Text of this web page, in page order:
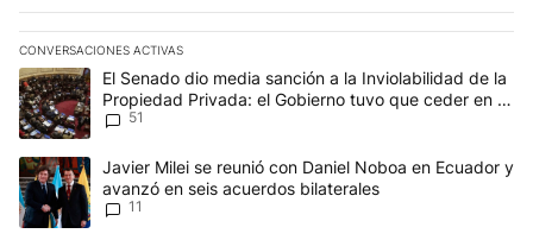
CONVERSACIONES ACTIVAS
Este listado muestra los artículos con más comentarios en los
Un artículo de tendencia con el título "El Senado dio media
El Senado dio media sanción a la Inviolabilidad de la
Propiedad Privada: el Gobierno tuvo que ceder en la
Ley del Manejo del Fuego
51
Un artículo de tendencia con el título "Javier Milei se reunió con
Javier Milei se reunió con Daniel Noboa en Ecuador y
avanzó en seis acuerdos bilaterales
11